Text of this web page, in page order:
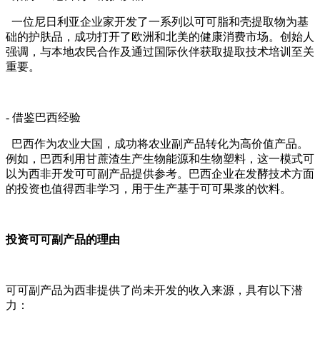
一位尼日利亚企业家开发了一系列以可可脂和壳提取物为基
础的护肤品，成功打开了欧洲和北美的健康消费市场。创始人
强调，与本地农民合作及通过国际伙伴获取提取技术培训至关
重要。
- 借鉴巴西经验
巴西作为农业大国，成功将农业副产品转化为高价值产品。
例如，巴西利用甘蔗渣生产生物能源和生物塑料，这一模式可
以为西非开发可可副产品提供参考。巴西企业在发酵技术方面
的投资也值得西非学习，用于生产基于可可果浆的饮料。
投资可可副产品的理由
可可副产品为西非提供了尚未开发的收入来源，具有以下潜
力：